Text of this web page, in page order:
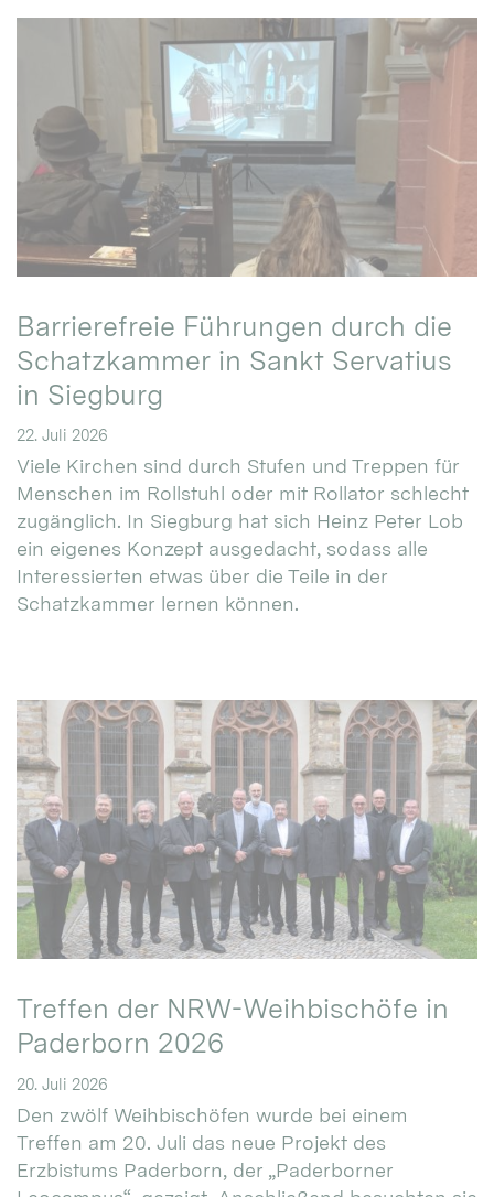
Barrierefreie Führungen durch die
Schatzkammer in Sankt Servatius
in Siegburg
22. Juli 2026
Viele Kirchen sind durch Stufen und Treppen für
Menschen im Rollstuhl oder mit Rollator schlecht
zugänglich. In Siegburg hat sich Heinz Peter Lob
ein eigenes Konzept ausgedacht, sodass alle
Interessierten etwas über die Teile in der
Schatzkammer lernen können.
Treffen der NRW-Weihbischöfe in
Paderborn 2026
20. Juli 2026
Den zwölf Weihbischöfen wurde bei einem
Treffen am 20. Juli das neue Projekt des
Erzbistums Paderborn, der „Paderborner